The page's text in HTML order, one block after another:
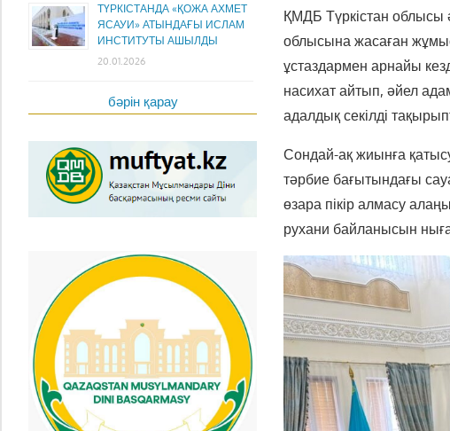
ҚМДБ Түркістан облысы
облысына жасаған
ұстаздармен арнайы
насихат айтып, әйел
адалдық секілді
Сондай-ақ жиынға
тәрбие бағытындағы
өзара пікір алмасу
рухани байланысын
ТҮРКІСТАНДА «ҚОЖА АХМЕТ
ЯСАУИ» АТЫНДАҒЫ ИСЛАМ
ИНСТИТУТЫ АШЫЛДЫ
20.01.2026
бәрін қарау